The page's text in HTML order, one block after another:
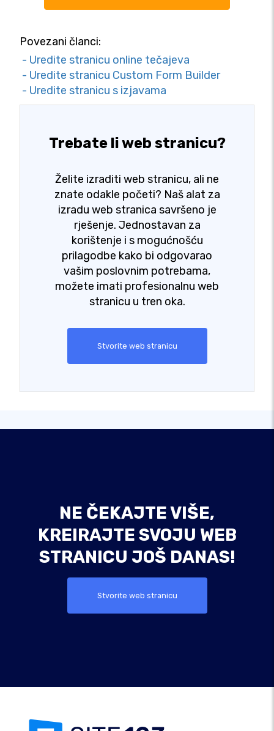
Povezani članci:
- Uredite stranicu online tečajeva
- Uredite stranicu Custom Form Builder
- Uredite stranicu s izjavama
Trebate li web stranicu?
Želite izraditi web stranicu, ali ne
znate odakle početi? Naš alat za
izradu web stranica savršeno je
rješenje. Jednostavan za
korištenje i s mogućnošću
prilagodbe kako bi odgovarao
vašim poslovnim potrebama,
možete imati profesionalnu web
stranicu u tren oka.
Stvorite web stranicu
NE ČEKAJTE VIŠE,
KREIRAJTE SVOJU WEB
STRANICU JOŠ DANAS!
Stvorite web stranicu